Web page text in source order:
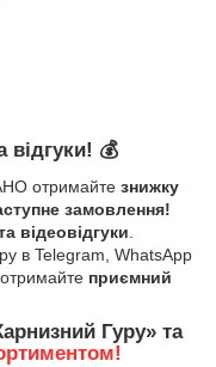
відгуки! 💰
отримайте знижку
замовлення!
відеовідгуки
в Telegram, WhatsApp
приємний
Гуру» та